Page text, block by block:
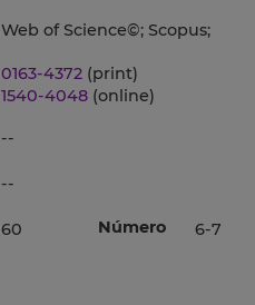
Web of Science©; Scopus;
0163-4372 (print)
1540-4048 (online)
--
--
60 Número 6-7